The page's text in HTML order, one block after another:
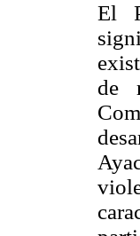
El
de